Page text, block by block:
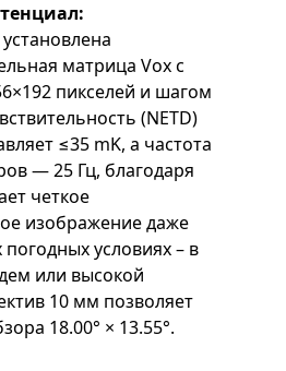
матрица Vox с
пикселей и шагом
(NETD)
≤35 mK, а частота
— 25 Гц, благодаря
четкое
изображение даже
условиях – в
или высокой
10 мм позволяет
18.00° × 13.55°.